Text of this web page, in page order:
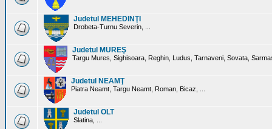
Judetul MEHEDINŢI
Drobeta-Turnu Severin, ...
Judetul MUREŞ
Targu Mures, Sighisoara, Reghin, Ludus, Tarnaveni, Sovata,
Judetul NEAMŢ
Piatra Neamt, Targu Neamt, Roman, Bicaz, ...
Judetul OLT
Slatina, ...